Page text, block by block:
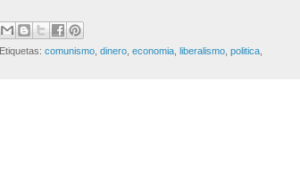
Etiquetas:comunismo,dinero,economia, liberalismo,politica,